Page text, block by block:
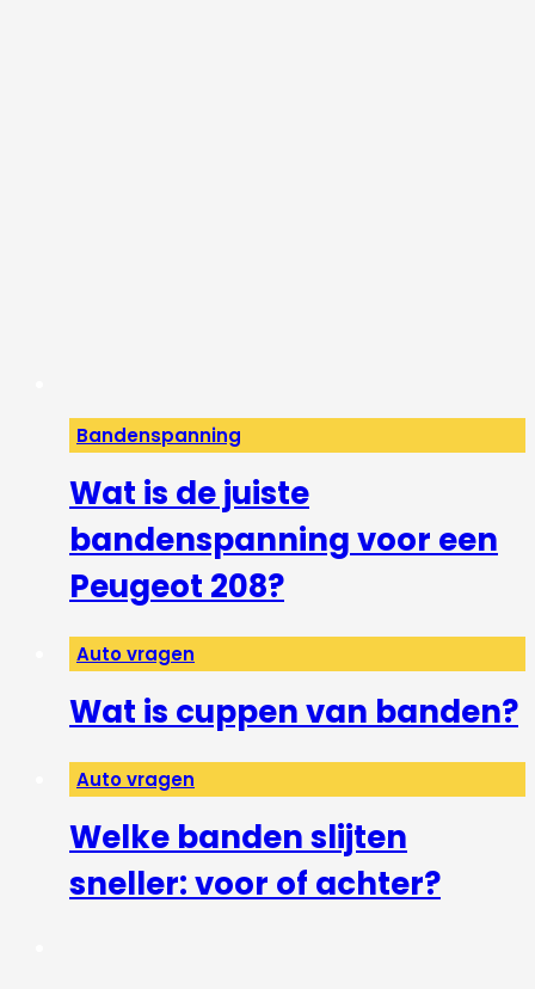
Bandenspanning
Wat is de juiste
bandenspanning voor een
Peugeot 208?
Auto vragen
Wat is cuppen van banden?
Auto vragen
Welke banden slijten
sneller: voor of achter?